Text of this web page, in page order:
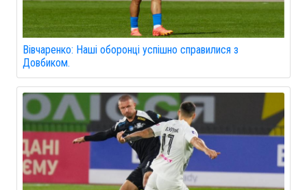
Вівчаренко: Наші оборонці успішно справилися з
Довбиком.